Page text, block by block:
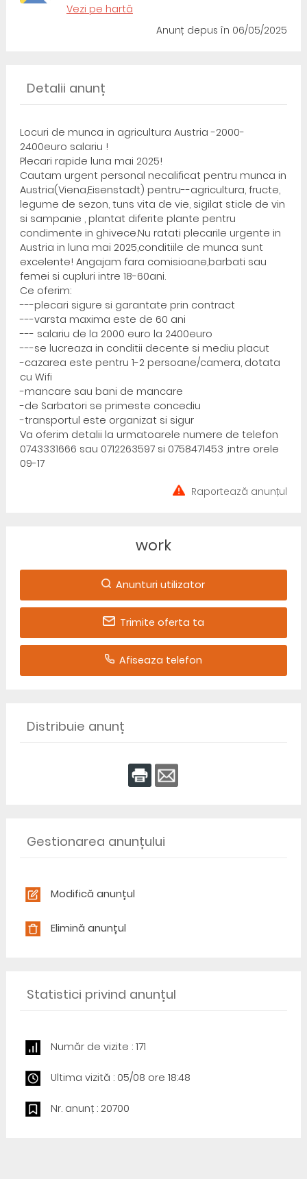
Vezi pe hartă
Anunț depusîn 06/05/2025
Detalii anunț
Locuri de munca in agricultura Austria -2000-
2400euro salariu !
Plecari rapide luna mai 2025!
Cautam urgent personal necalificat pentru munca in
Austria(Viena,Eisenstadt) pentru--agricultura, fructe,
legume de sezon, tuns vita de vie, sigilat sticle de vin
si sampanie , plantat diferite plante pentru
condimente in ghivece.Nu ratati plecarile urgente in
Austria in luna mai 2025,conditiile de munca sunt
excelente! Angajam fara comisioane,barbati sau
femei si cupluri intre 18-60ani.
Ce oferim:
---plecari sigure si garantate prin contract
---varsta maxima este de 60 ani
--- salariu de la 2000 euro la 2400euro
---se lucreaza in conditii decente si mediu placut
-cazarea este pentru 1-2 persoane/camera, dotata
cu Wifi
-mancare sau bani de mancare
-de Sarbatori se primeste concediu
-transportul este organizat si sigur
Va oferim detalii la urmatoarele numere de telefon
0743331666 sau 0712263597 si 0758471453 ,intre orele
09-17
Raportează anunțul
work
Anunturi utilizator
Trimite oferta ta
Afiseaza telefon
Distribuie anunț
Gestionarea anunțului
Modifică anunțul
Elimină anunțul
Statistici privind anunțul
Număr de vizite : 171
Ultima vizită : 05/08 ore 18:48
Nr. anunț : 20700